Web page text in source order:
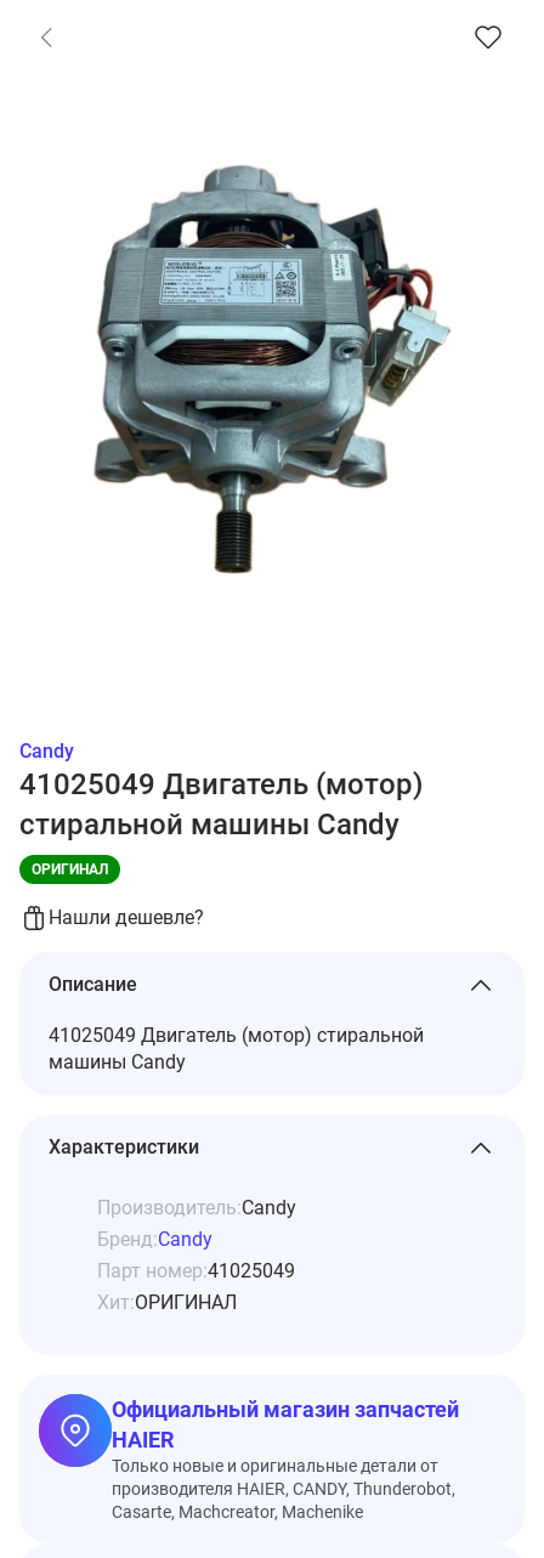
Candy
41025049 Двигатель (мотор)
стиральной машины Candy
ОРИГИНАЛ
Нашли дешевле?
Описание
41025049 Двигатель (мотор) стиральной
машины Candy
Характеристики
Производитель:Candy
Бренд:Candy
Парт номер:41025049
Хит:ОРИГИНАЛ
Официальный магазин запчастей
HAIER
Только новые и оригинальные детали от
производителя HAIER, CANDY, Thunderobot,
Casarte, Machcreator, Machenike